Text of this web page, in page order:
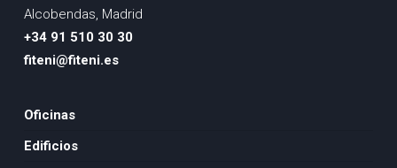
Alcobendas, Madrid
+34 91 510 30 30
fiteni@fiteni.es
Oficinas
Edificios